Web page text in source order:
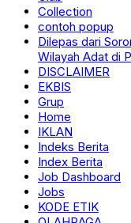
Collection
contoh popup
Dilepas dari
Wilayah Adat di
DISCLAIMER
EKBIS
Grup
Home
IKLAN
Indeks Berita
Index Berita
Job Dashboard
Jobs
KODE ETIK